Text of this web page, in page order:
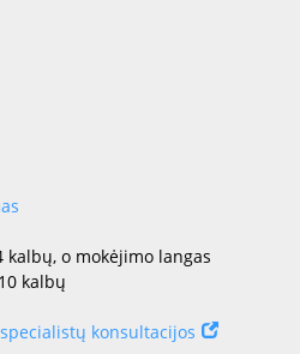
kalbų, o mokėjimo langas
kalbų
konsultacijos